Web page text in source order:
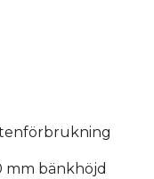
mm bänkhöjd